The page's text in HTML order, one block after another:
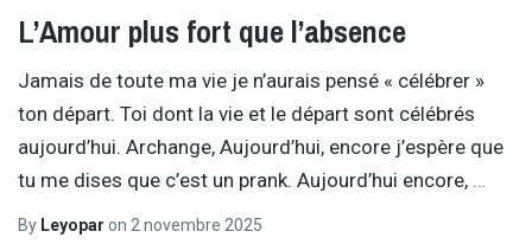
L’Amour plus fort que l’absence
Jamais de toute ma vie je n’aurais pensé « célébrer »
ton départ. Toi dont la vie et le départ sont célébrés
aujourd’hui. Archange, Aujourd’hui, encore j’espère que
tu me dises que c’est un prank. Aujourd’hui encore,
By Leyopar on 2 novembre 2025